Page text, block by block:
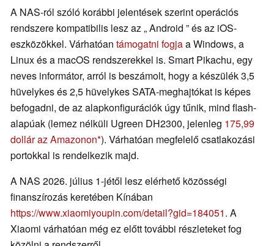
A NAS-ról szóló korábbi jelentések szerint operációs
rendszere kompatibilis lesz az „ Android ” és az iOS-
eszközökkel. Várhatóan támogatni fogjaa Windows, a
Linux és a macOS rendszerekkel is. Smart Pikachu, egy
neves informátor, arról is beszámolt, hogy a készülék 3,5
hüvelykes és 2,5 hüvelykes SATA-meghajtókat is képes
befogadni, de az alapkonfigurációk úgy tűnik, mind flash-
alapúak (lemez nélküli Ugreen DH2300, jelenleg 175,99
dollár az Amazonon ). Várhatóan megfelelő csatlakozási
portokkal is rendelkezik majd.
A NAS 2026. július 1-jétől lesz elérhető közösségi
finanszírozás keretében Kínában
https://www.xiaomiyoupin.com/detail?gid=184051. A
Xiaomi várhatóan még ez előtt további részleteket fog